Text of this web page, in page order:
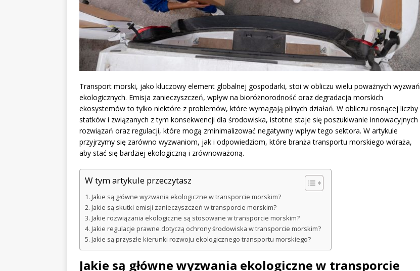
Transport morski, jako kluczowy element globalnej gospodarki, stoi w obliczu wielu poważnych wyzwań
ekologicznych. Emisja zanieczyszczeń, wpływ na bioróżnorodność oraz degradacja morskich
ekosystemów to tylko niektóre z problemów, które wymagają pilnych działań. W obliczu rosnącej liczby
statków i związanych z tym konsekwencji dla środowiska, istotne staje się poszukiwanie innowacyjnych
rozwiązań oraz regulacji, które mogą zminimalizować negatywny wpływ tego sektora. W artykule
przyjrzymy się zarówno wyzwaniom, jak i odpowiedziom, które branża transportu morskiego wdraża,
aby stać się bardziej ekologiczną i zrównoważoną.
W tym artykule przeczytasz
Jakie są główne wyzwania ekologiczne w transporcie morskim?
Jakie są skutki emisji zanieczyszczeń w transporcie morskim?
Jakie rozwiązania ekologiczne są stosowane w transporcie morskim?
Jakie regulacje prawne dotyczą ochrony środowiska w transporcie morskim?
Jakie są przyszłe kierunki rozwoju ekologicznego transportu morskiego?
Jakie są główne wyzwania ekologiczne w transporcie